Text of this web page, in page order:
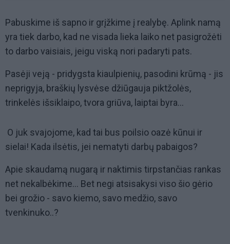
Pabuskime iš sapno ir grįžkime į realybę. Aplink namą
yra tiek darbo, kad ne visada lieka laiko net pasigrožėti
to darbo vaisiais, jeigu viską nori padaryti pats.
Pasėji veją - pridygsta kiaulpienių, pasodini krūmą - jis
neprigyja, braškių lysvėse džiūgauja piktžolės,
trinkelės išsiklaipo, tvora griūva, laiptai byra...
O juk svajojome, kad tai bus poilsio oazė kūnui ir
sielai! Kada ilsėtis, jei nematyti darbų pabaigos?
Apie skaudamą nugarą ir naktimis tirpstančias rankas
net nekalbėkime... Bet negi atsisakysi viso šio gėrio
bei grožio - savo kiemo, savo medžio, savo
tvenkinuko..?